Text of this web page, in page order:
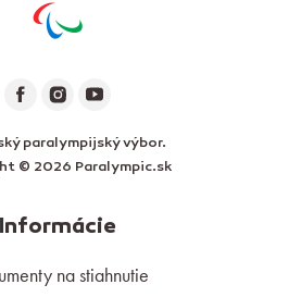
paralympijský výbor.
© 2026 Paralympic.sk
Informácie
na stiahnutie